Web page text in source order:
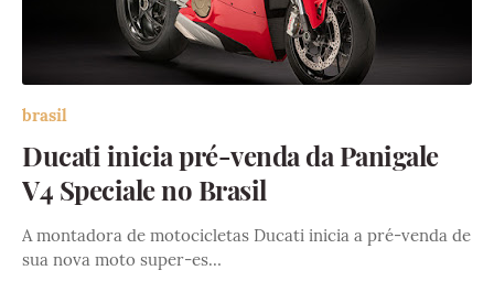
brasil
Ducati inicia pré-venda da Panigale
V4 Speciale no Brasil
A montadora de motocicletas Ducati inicia a pré-venda de
sua nova moto super-es…